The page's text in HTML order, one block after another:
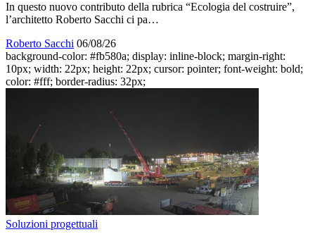
In questo nuovo contributo della rubrica “Ecologia del costruire”,
l’architetto Roberto Sacchi ci pa…
Roberto Sacchi 06/08/26
background-color: #fb580a; display: inline-block; margin-right:
10px; width: 22px; height: 22px; cursor: pointer; font-weight: bold;
color: #fff; border-radius: 32px;
Soluzioni progettuali